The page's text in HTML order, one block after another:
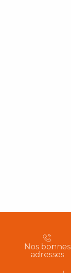
Nos bonnes
adresses